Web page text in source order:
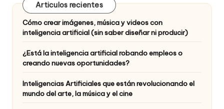
Articulos recientes
Cómo crear imágenes, música y videos con
inteligencia artificial (sin saber diseñar ni producir)
¿Está la inteligencia artificial robando empleos o
creando nuevas oportunidades?
Inteligencias Artificiales que están revolucionando el
mundo del arte, la música y el cine